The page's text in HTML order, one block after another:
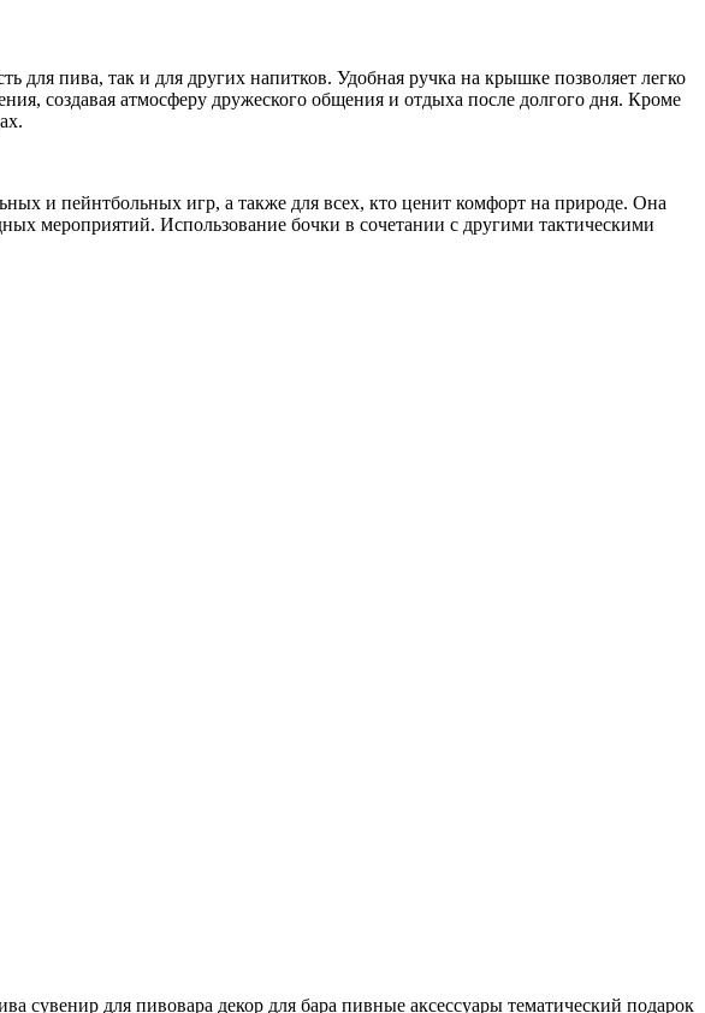
для пива, так и для других напитков. Удобная ручка на крышке позволяет легко
создавая атмосферу дружеского общения и отдыха после долгого дня. Кроме
и пейнтбольных игр, а также для всех, кто ценит комфорт на природе. Она
мероприятий. Использование бочки в сочетании с другими тактическими
сувенир для пивовара декор для бара пивные аксессуары тематический подарок